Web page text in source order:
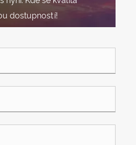
dostupností!